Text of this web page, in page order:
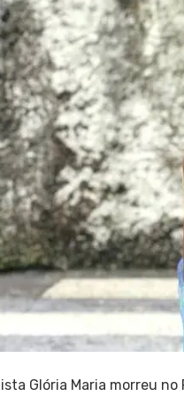
Glória Maria morreu